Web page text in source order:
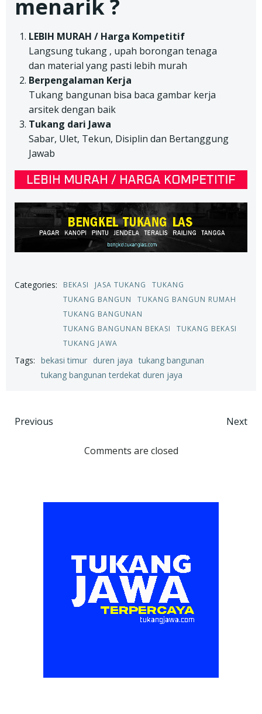
menarik ?
LEBIH MURAH / Harga Kompetitif
Langsung tukang , upah borongan tenaga
dan material yang pasti lebih murah
Berpengalaman Kerja
Tukang bangunan bisa baca gambar kerja
arsitek dengan baik
Tukang dari Jawa
Sabar, Ulet, Tekun, Disiplin dan Bertanggung
Jawab
Categories: BEKASI JASA TUKANG
TUKANG
TUKANG BANGUN
TUKANG BANGUN RUMAH
TUKANG BANGUNAN
TUKANG BANGUNAN BEKASI
TUKANG BEKASI
TUKANG JAWA
Tags: bekasi timur duren jaya tukang bangunan
tukang bangunan terdekat duren jaya
Post
navigation
Previous
navigation
Next
Comments are closed